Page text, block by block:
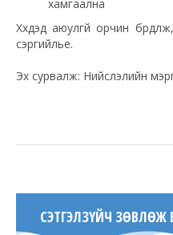
хамгаална
Хүүхдэд аюулгүй орчин
сэргийлье.
Эх сурвалж: Нийслэлийн
СЭТГЭЛЗҮЙЧ ЗӨВЛӨЖ